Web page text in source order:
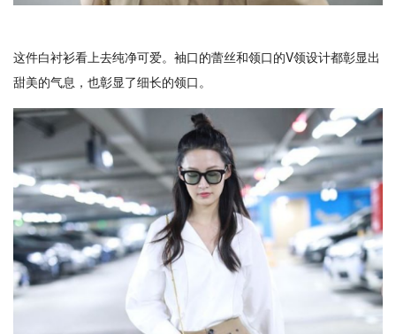
这件白衬衫看上去纯净可爱。袖口的蕾丝和领口的V领设计都彰显出
甜美的气息，也彰显了细长的领口。